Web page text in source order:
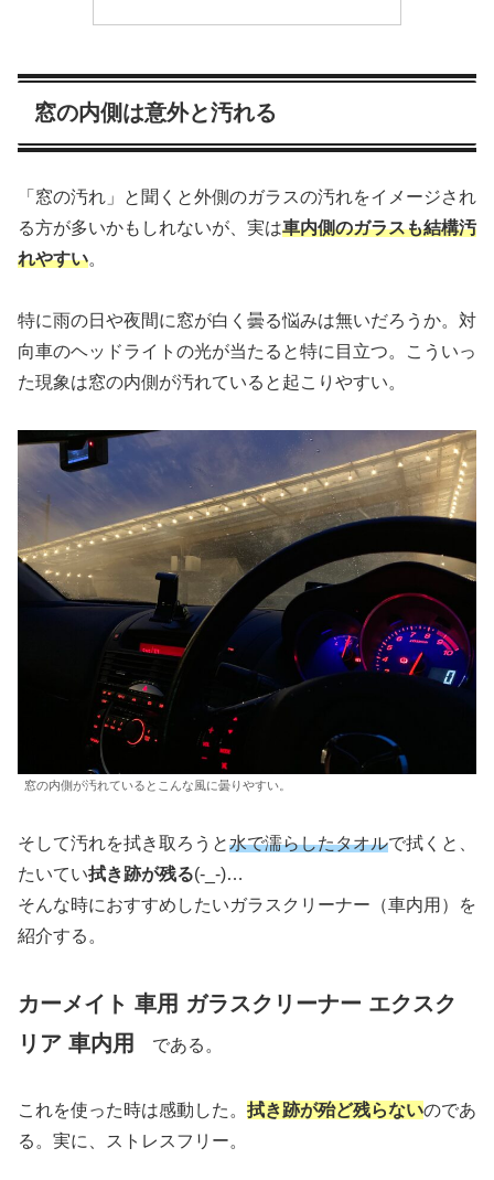
窓の内側は意外と汚れる
「窓の汚れ」と聞くと外側のガラスの汚れをイメージされ
る方が多いかもしれないが、実は車内側のガラスも結構汚
れやすい。
特に雨の日や夜間に窓が白く曇る悩みは無いだろうか。対
向車のヘッドライトの光が当たると特に目立つ。こういっ
た現象は窓の内側が汚れていると起こりやすい。
窓の内側が汚れているとこんな風に曇りやすい。
そして汚れを拭き取ろうと水で濡らしたタオルで拭くと、
たいてい拭き跡が残る(-_-)…
そんな時におすすめしたいガラスクリーナー（車内用）を
紹介する。
カーメイト 車用 ガラスクリーナー エクスク
リア 車内用
である。
これを使った時は感動した。 拭き跡が殆ど残らないのであ
る。実に、ストレスフリー。